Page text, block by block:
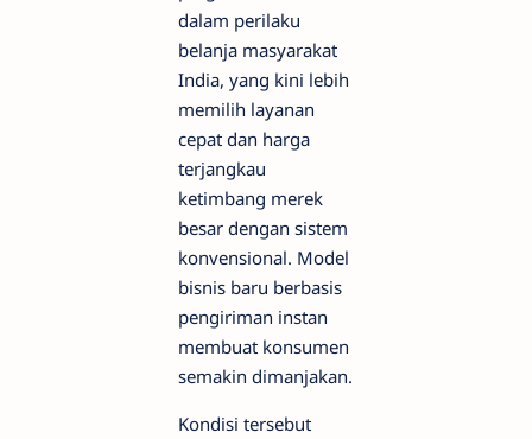
dalam perilaku
belanja masyarakat
India, yang kini lebih
memilih layanan
cepat dan harga
terjangkau
ketimbang merek
besar dengan sistem
konvensional. Model
bisnis baru berbasis
pengiriman instan
membuat konsumen
semakin dimanjakan.
Kondisi tersebut